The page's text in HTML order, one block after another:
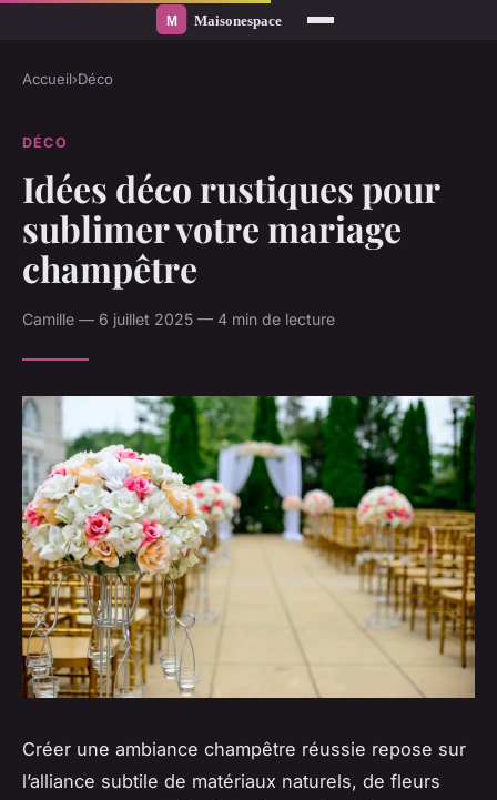
Accueil›Déco
DÉCO
Idées déco rustiques pour
sublimer votre mariage
champêtre
Camille — 6 juillet 2025 — 4 min de lecture
Créer une ambiance champêtre réussie repose sur
l’alliance subtile de matériaux naturels, de fleurs